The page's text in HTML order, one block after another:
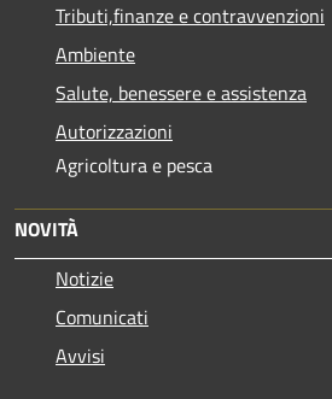
Tributi,finanze e contravvenzioni
Ambiente
Salute, benessere e assistenza
Autorizzazioni
Agricoltura e pesca
NOVITÀ
Notizie
Comunicati
Avvisi